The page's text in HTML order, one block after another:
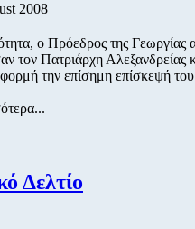
2008
ο Πρόεδρος της Γεωργίας
τον Πατριάρχη
την επίσημη επίσκεψή
Δελτίο